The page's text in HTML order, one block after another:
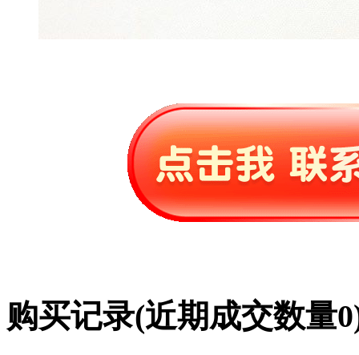
购买记录(近期成交数量0